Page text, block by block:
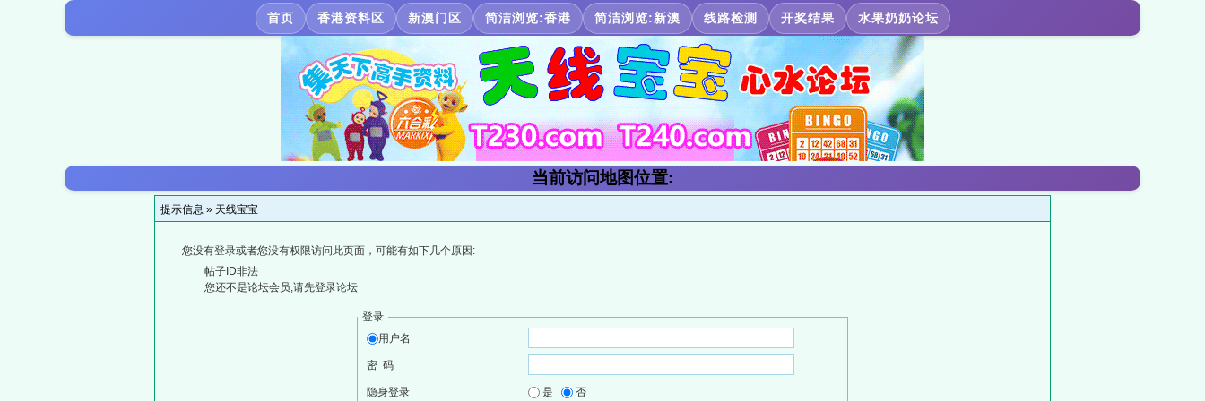
首页 香港资料区 新澳门区 简洁浏览:香港 简洁浏览:新澳 线路检测 开奖结果 水果奶奶论坛
当前访问地图位置:
提示信息 » 天线宝宝
您没有登录或者您没有权限访问此页面，可能有如下几个原因:
帖子ID非法
您还不是论坛会员,请先登录论坛
登录
用户名
密 码
隐身登录 是 否